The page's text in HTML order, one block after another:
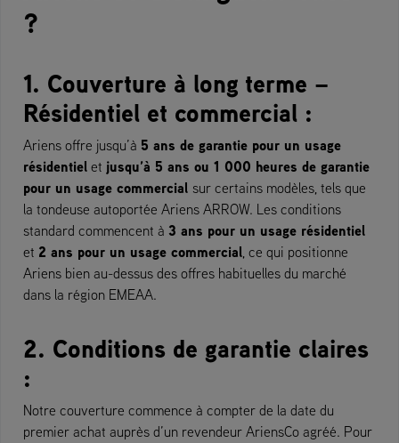
?
1. Couverture à long terme –
Résidentiel et commercial :
Ariens offre jusqu’à 5 ans de garantie pour un usage
résidentiel et jusqu’à 5 ans ou 1 000 heures de garantie
pour un usage commercial sur certains modèles, tels que
la tondeuse autoportée Ariens ARROW. Les conditions
standard commencent à 3 ans pour un usage résidentiel
et 2 ans pour un usage commercial , ce qui positionne
Ariens bien au-dessus des offres habituelles du marché
dans la région EMEAA.
2. Conditions de garantie claires
:
Notre couverture commence à compter de la date du
premier achat auprès d’un revendeur AriensCo agréé. Pour